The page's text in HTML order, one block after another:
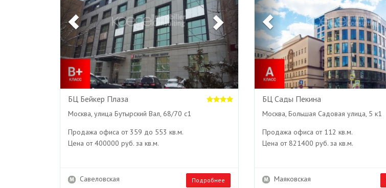
БЦ Бейкер Плаза
Москва, улица Бутырский Вал, 68/70 с1
Продажа офиса от 359 до 553 кв.м.
Цена от 400000 руб. за кв.м.
Савеловская Подробнее
БЦ Сады Пекина
Москва, Большая Садовая улица, 5 к1
Продажа офиса от 112 кв.м.
Цена от 821400 руб. за кв.м.
Маяковская